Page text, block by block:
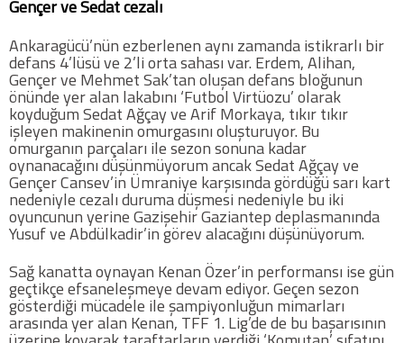
Gençer ve Sedat cezalı
Ankaragücü’nün ezberlenen aynı zamanda istikrarlı bir
defans 4’lüsü ve 2’li orta sahası var. Erdem, Alihan,
Gençer ve Mehmet Sak’tan oluşan defans bloğunun
önünde yer alan lakabını ‘Futbol Virtüozu’ olarak
koyduğum Sedat Ağçay ve Arif Morkaya, tıkır tıkır
işleyen makinenin omurgasını oluşturuyor. Bu
omurganın parçaları ile sezon sonuna kadar
oynanacağını düşünmüyorum ancak Sedat Ağçay ve
Gençer Cansev’in Ümraniye karşısında gördüğü sarı kart
nedeniyle cezalı duruma düşmesi nedeniyle bu iki
oyuncunun yerine Gazişehir Gaziantep deplasmanında
Yusuf ve Abdülkadir’in görev alacağını düşünüyorum.
Sağ kanatta oynayan Kenan Özer’in performansı ise gün
geçtikçe efsaneleşmeye devam ediyor. Geçen sezon
gösterdiği mücadele ile şampiyonluğun mimarları
arasında yer alan Kenan, TFF 1. Lig’de de bu başarısının